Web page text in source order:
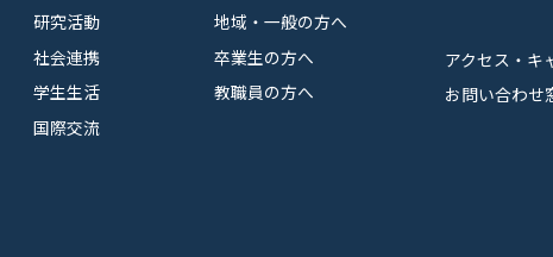
研究活動
社会連携
学生生活
国際交流
地域・一般の方へ
卒業生の方へ
教職員の方へ
アクセス・キ
お問い合わせ